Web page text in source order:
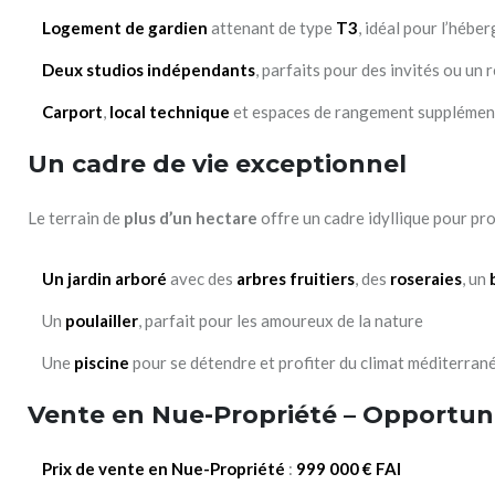
Logement de gardien attenant de type T3, idéal pour
Deux studios indépendants, parfaits pour des invités ou un
Carport, local technique et espaces de rangement
Un cadre de vie exceptionnel
Le terrain de plus d’un hectare offre un cadre idyllique pour
Un jardin arboré avec des arbres fruitiers, des roseraies, un
Un poulailler, parfait pour les amoureux de la nature
Une piscine pour se détendre et profiter du climat
Vente en Nue-Propriété –
Prix de vente en Nue-Propriété : 999 000 € FAI